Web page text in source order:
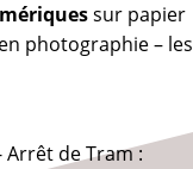
sur papier
en photographie – les
Arrêt de Tram :